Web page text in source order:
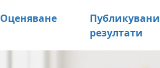
Оценяване
Публикувани
резултати